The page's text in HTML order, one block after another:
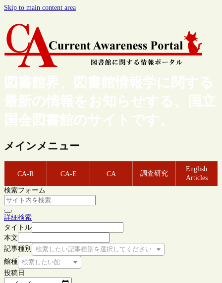
Skip to main content area
図書館界、図書館情報学に関する
最新の情報をお知らせする、国立
国会図書館のサイトです。
メインメニュー
CA-R CA-E CA 調査研究
English
Articles
検索フォーム
詳細検索
タイトル
本文
記事種別
検索したい記事種別を選択してください
館種 検索したい館種を選択してください
投稿日